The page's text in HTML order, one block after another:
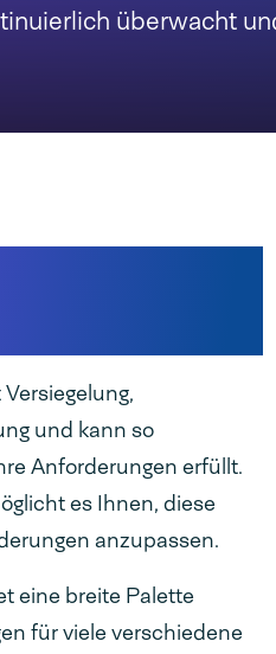
überwacht
und kann so
Anforderungen erfüllt.
es Ihnen, diese
anzupassen.
eine breite Palette
für viele verschiedene